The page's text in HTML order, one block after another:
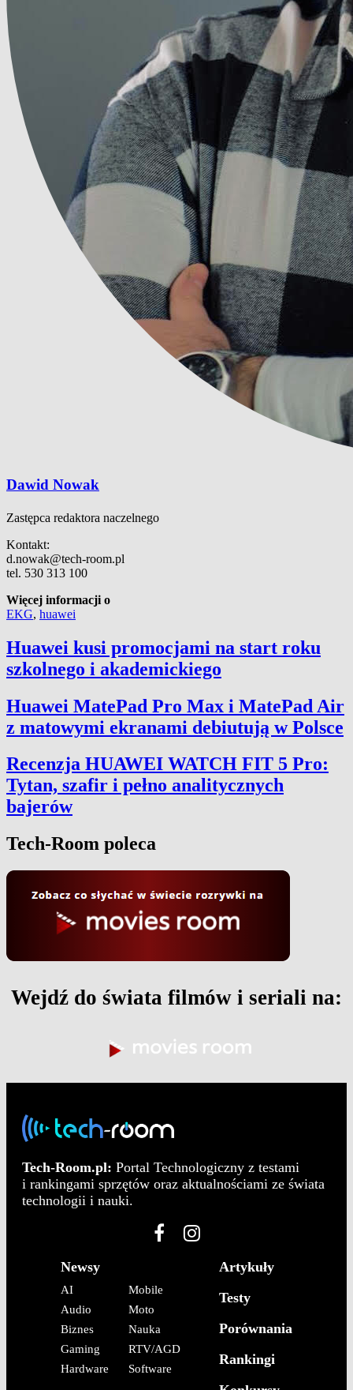
Dawid Nowak
Zastępca redaktora naczelnego
Kontakt:
d.nowak@tech-room.pl
tel. 530 313 100
Więcej informacji o
EKG, huawei
Huawei kusi promocjami na start roku
szkolnego i akademickiego
Huawei MatePad Pro Max i MatePad Air
z matowymi ekranami debiutują w Polsce
Recenzja HUAWEI WATCH FIT 5 Pro:
Tytan, szafir i pełno analitycznych
bajerów
Tech-Room poleca
Wejdź do świata filmów i seriali na:
Tech-Room.pl: Portal Technologiczny z testami
i rankingami sprzętów oraz aktualnościami ze świata
technologii i nauki.
Newsy
AI
Audio
Biznes
Gaming
Hardware
Mobile
Moto
Nauka
RTV/AGD
Software
Artykuły
Testy
Porównania
Rankingi